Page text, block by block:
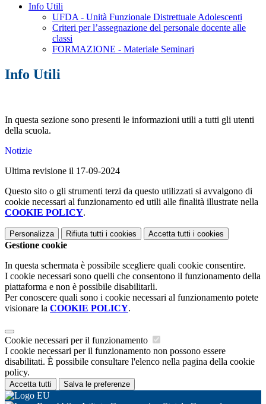
Info Utili
UFDA - Unità Funzionale Distrettuale Adolescenti
Criteri per l’assegnazione del personale docente alle
classi
FORMAZIONE - Materiale Seminari
Info Utili
In questa sezione sono presenti le informazioni utili a tutti gli utenti
della scuola.
Notizie
Ultima revisione il 17-09-2024
Questo sito o gli strumenti terzi da questo utilizzati si avvalgono di
cookie necessari al funzionamento ed utili alle finalità illustrate nella
COOKIE POLICY.
Personalizza Rifiuta tutti i cookies Accetta tutti i cookies
Gestione cookie
In questa schermata è possibile scegliere quali cookie consentire.
I cookie necessari sono quelli che consentono il funzionamento della
piattaforma e non è possibile disabilitarli.
Per conoscere quali sono i cookie necessari al funzionamento potete
visionare la COOKIE POLICY.
Cookie necessari per il funzionamento
I cookie necessari per il funzionamento non possono essere
disabilitati. È possibile consultare l'elenco nella pagina della cookie
policy.
Accetta tutti Salva le preferenze